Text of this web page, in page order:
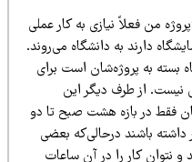
فعلاً نیازی به کار عملی
دارند به دانشگاه می‌روند.
به پروژه‌شان است برای
از طرف دیگر این
در بازه هشت صبح تا دو
باشند درحالی‌که بعضی
کار را در آن ساعات